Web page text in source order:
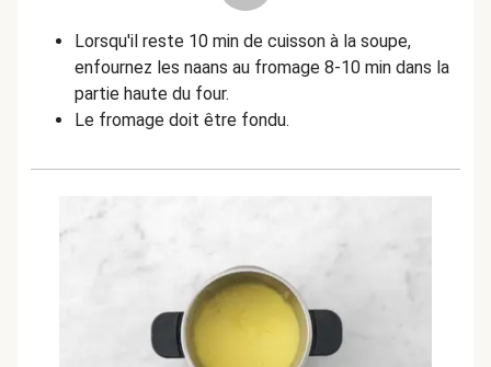
Lorsqu'il reste 10 min de cuisson à la soupe,
enfournez les naans au fromage 8-10 min dans la
partie haute du four.
Le fromage doit être fondu.